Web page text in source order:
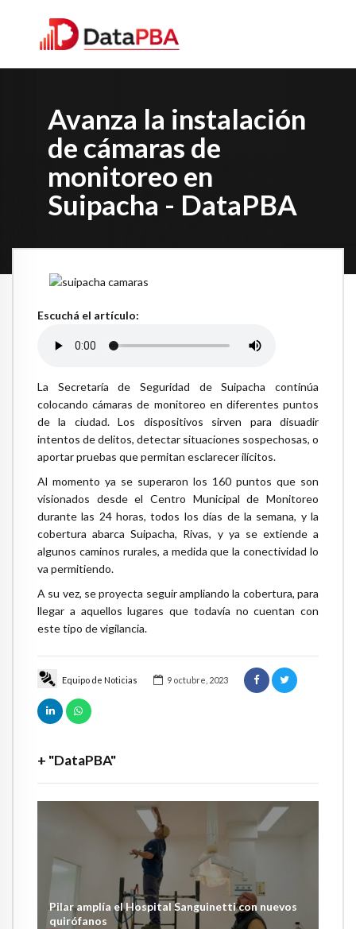
Avanza la instalación
de cámaras de
monitoreo en
Suipacha - DataPBA
Equipo de Noticias 9 octubre, 2023
+ "DataPBA"
Pilar amplía el Hospital Sanguinetti con nuevos
quirófanos
Escuchá el artículo:
La Secretaría de Seguridad de Suipacha continúa
colocando cámaras de monitoreo en diferentes puntos
de la ciudad. Los dispositivos sirven para disuadir
intentos de delitos, detectar situaciones sospechosas, o
aportar pruebas que permitan esclarecer ilícitos.
Al momento ya se superaron los 160 puntos que son
visionados desde el Centro Municipal de Monitoreo
durante las 24 horas, todos los días de la semana, y la
cobertura abarca Suipacha, Rivas, y ya se extiende a
algunos caminos rurales, a medida que la conectividad lo
va permitiendo.
A su vez, se proyecta seguir ampliando la cobertura, para
llegar a aquellos lugares que todavía no cuentan con
este tipo de vigilancia.